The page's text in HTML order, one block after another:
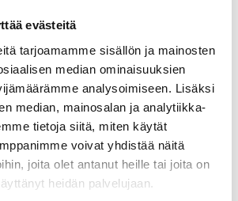
evästeitä
tarjoamamme sisällön ja mainosten
median ominaisuuksien
analysoimiseen. Lisäksi
median, mainosalan ja analytiikka-
tietoja siitä, miten käytät
voivat yhdistää näitä
joita olet antanut heille tai joita on
heidän palvelujaan.